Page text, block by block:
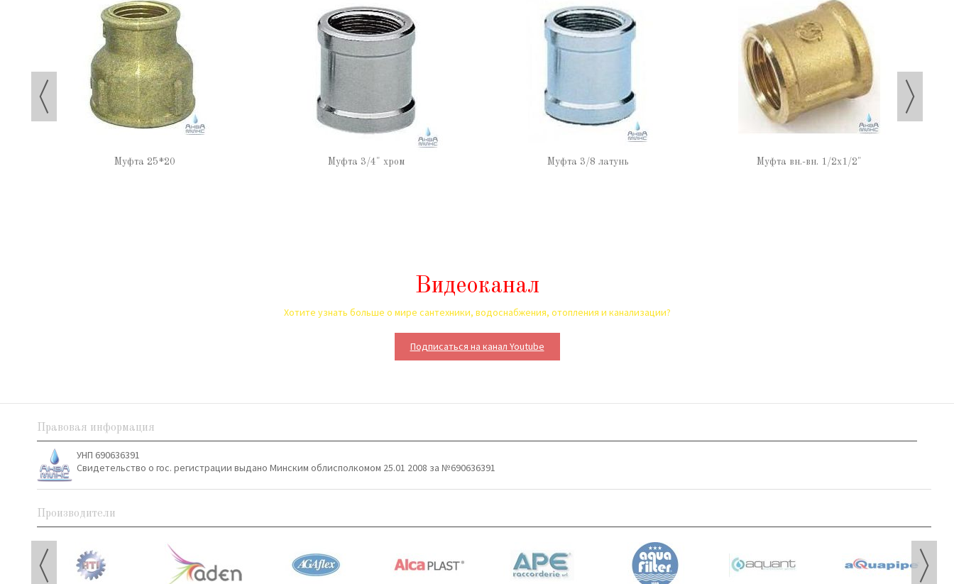
Муфта 25*20 Муфта 3/4" хром Муфта 3/8 латунь Муфта вн.-вн. 1/2х1/2"
Видеоканал
Хотите узнать больше о мире сантехники, водоснабжения, отопления и канализации?
Подписаться на канал Youtube
Правовая информация
УНП 690636391
Свидетельство о гос. регистрации выдано Минским облисполкомом 25.01 2008 за №690636391
Производители